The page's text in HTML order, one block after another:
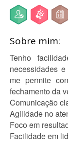
Sobre mim:
Tenho
necessidades
me permite
fechamento da
Comunicação
Agilidade no
Foco em
Facilidade em